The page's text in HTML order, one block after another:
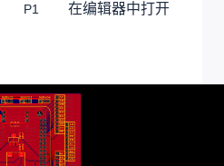
P1 在编辑器中打开